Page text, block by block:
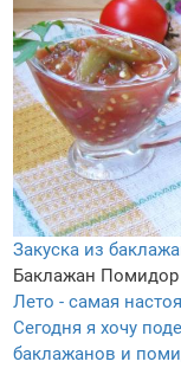
Закуска из
Баклажан Помидор
Лето - самая
Сегодня я хочу
баклажанов и